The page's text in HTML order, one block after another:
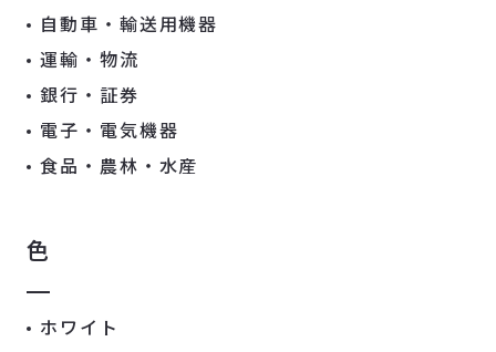
自動車・輸送用機器
運輸・物流
銀行・証券
電子・電気機器
食品・農林・水産
色
ホワイト